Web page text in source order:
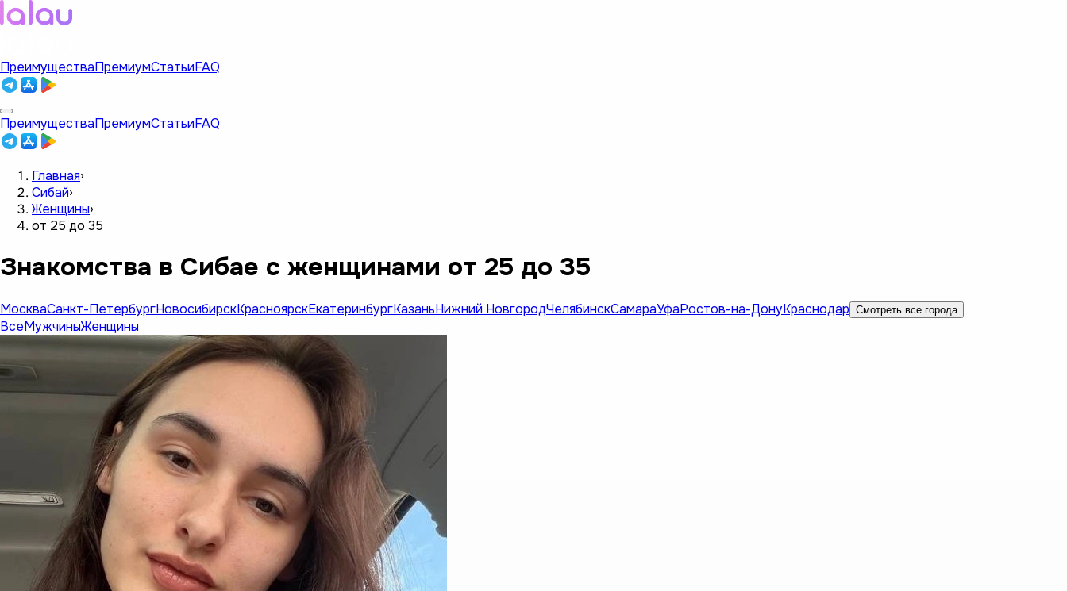
ПреимуществаПремиумСтатьиFAQ
ПреимуществаПремиумСтатьиFAQ
Главная›
Сибай›
Женщины›
от 25 до 35
Знакомства в Сибае с женщинами от 25 до 35
МоскваСанкт-ПетербургНовосибирскКрасноярскЕкатеринбургКазаньНижний НовгородЧелябинскСамараУфаРостов-на-ДонуКраснодар Смотреть все города
ВсеМужчиныЖенщины